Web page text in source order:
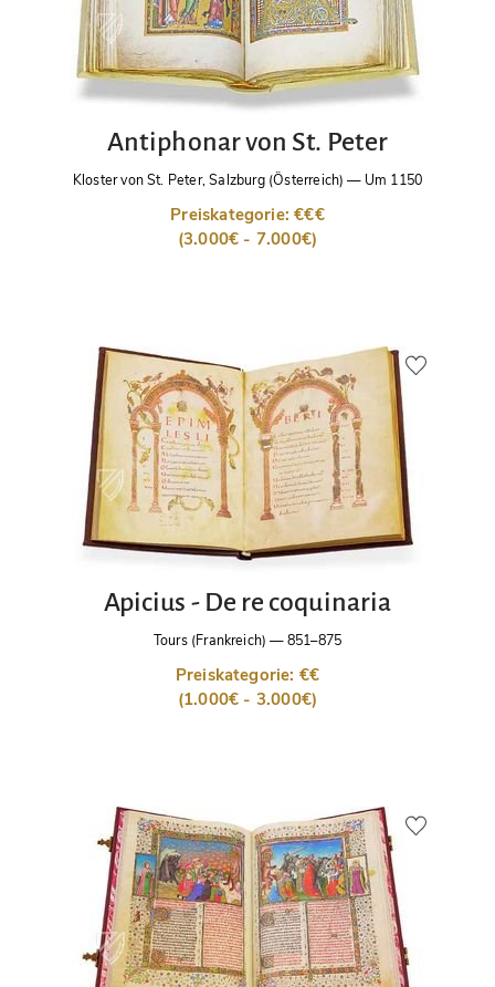
Antiphonar von St. Peter
Kloster von St. Peter, Salzburg (Österreich) — Um 1150
Preiskategorie: €€€
(3.000€ - 7.000€)
Apicius - De re coquinaria
Tours (Frankreich) —851–875
Preiskategorie: €€
(1.000€ - 3.000€)